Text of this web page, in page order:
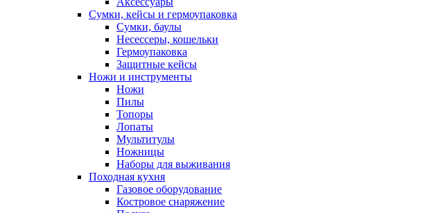
Сумки, кейсы и гермоупаковка
Сумки, баулы
Несессеры, кошельки
Гермоупаковка
Защитные кейсы
Ножи и инструменты
Ножи
Пилы
Топоры
Лопаты
Мультитулы
Ножницы
Наборы для выживания
Походная кухня
Газовое оборудование
Костровое снаряжение